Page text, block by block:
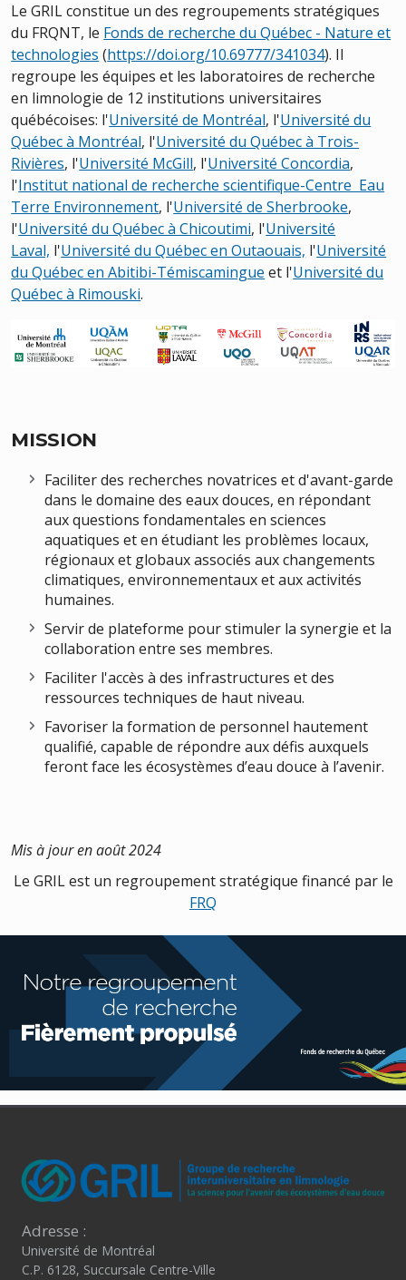
Le GRIL constitue un des regroupements stratégiques
du FRQNT, le Fonds de recherche du Québec - Nature et
technologies (https://doi.org/10.69777/341034). Il
regroupe les équipes et les laboratoires de recherche
en limnologie de 12 institutions universitaires
québécoises: l'Université de Montréal, l'Université du
Québec à Montréal, l'Université du Québec à Trois-
Rivières, l'Université McGill, l'Université Concordia,
l'Institut national de recherche scientifique-Centre Eau
Terre Environnement, l'Université de Sherbrooke,
l'Université du Québec à Chicoutimi, l'Université
Laval, l'Université du Québec en Outaouais, l'Université
du Québec en Abitibi-Témiscamingue et l'Université du
Québec à Rimouski.
MISSION
Faciliter des recherches novatrices et d'avant-garde
dans le domaine des eaux douces, en répondant
aux questions fondamentales en sciences
aquatiques et en étudiant les problèmes locaux,
régionaux et globaux associés aux changements
climatiques, environnementaux et aux activités
humaines.
Servir de plateforme pour stimuler la synergie et la
collaboration entre ses membres.
Faciliter l'accès à des infrastructures et des
ressources techniques de haut niveau.
Favoriser la formation de personnel hautement
qualifié, capable de répondre aux défis auxquels
feront face les écosystèmes d’eau douce à l’avenir.
Mis à jour en août 2024
Le GRIL est un regroupement stratégique financé par le
FRQ
Adresse :
Université de Montréal
C.P. 6128, Succursale Centre-Ville